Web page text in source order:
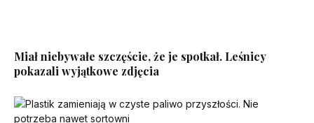
Miał niebywałe szczęście, że je spotkał. Leśnicy
pokazali wyjątkowe zdjęcia